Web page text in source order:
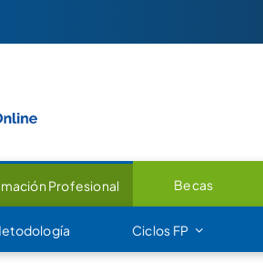
Profesional Becas
Ciclos FP